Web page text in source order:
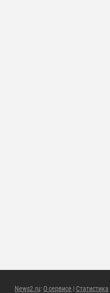
News2.ru: О сервисе | Статистика